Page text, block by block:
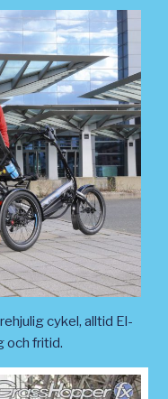
cykel, alltid El-
och fritid.